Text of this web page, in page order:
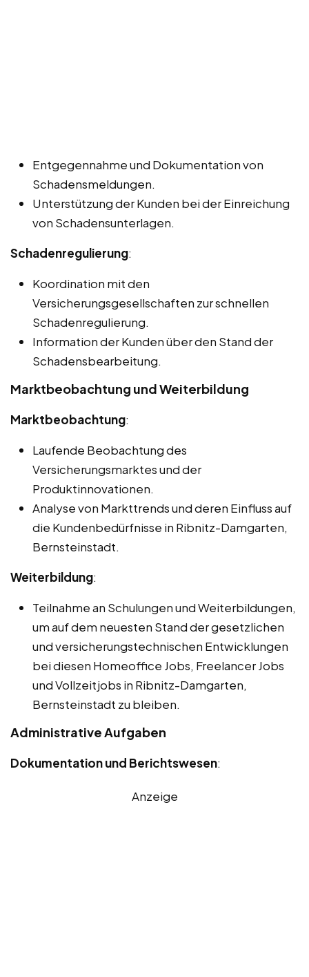
Entgegennahme und Dokumentation von
Schadensmeldungen.
Unterstützung der Kunden bei der Einreichung
von Schadensunterlagen.
Schadenregulierung:
Koordination mit den
Versicherungsgesellschaften zur schnellen
Schadenregulierung.
Information der Kunden über den Stand der
Schadensbearbeitung.
Marktbeobachtung und Weiterbildung
Marktbeobachtung:
Laufende Beobachtung des
Versicherungsmarktes und der
Produktinnovationen.
Analyse von Markttrends und deren Einfluss auf
die Kundenbedürfnisse in Ribnitz-Damgarten,
Bernsteinstadt.
Weiterbildung:
Teilnahme an Schulungen und Weiterbildungen,
um auf dem neuesten Stand der gesetzlichen
und versicherungstechnischen Entwicklungen
bei diesen Homeoffice Jobs, Freelancer Jobs
und Vollzeitjobs in Ribnitz-Damgarten,
Bernsteinstadt zu bleiben.
Administrative Aufgaben
Dokumentation und Berichtswesen:
Anzeige